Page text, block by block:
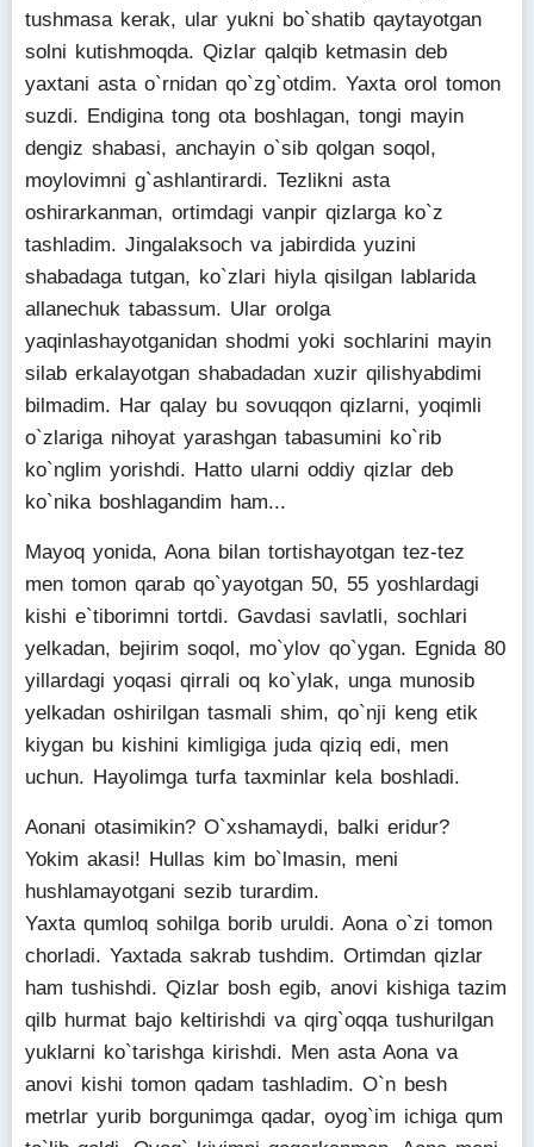
tushmasa kerak, ular yukni bo`shatib qaytayotgan
solni kutishmoqda. Qizlar qalqib ketmasin deb
yaxtani asta o`rnidan qo`zg`otdim. Yaxta orol tomon
suzdi. Endigina tong ota boshlagan, tongi mayin
dengiz shabasi, anchayin o`sib qolgan soqol,
moylovimni g`ashlantirardi. Tezlikni asta
oshirarkanman, ortimdagi vanpir qizlarga ko`z
tashladim. Jingalaksoch va jabirdida yuzini
shabadaga tutgan, ko`zlari hiyla qisilgan lablarida
allanechuk tabassum. Ular orolga
yaqinlashayotganidan shodmi yoki sochlarini mayin
silab erkalayotgan shabadadan xuzir qilishyabdimi
bilmadim. Har qalay bu sovuqqon qizlarni, yoqimli
o`zlariga nihoyat yarashgan tabasumini ko`rib
ko`nglim yorishdi. Hatto ularni oddiy qizlar deb
ko`nika boshlagandim ham...
Mayoq yonida, Aona bilan tortishayotgan tez-tez
men tomon qarab qo`yayotgan 50, 55 yoshlardagi
kishi e`tiborimni tortdi. Gavdasi savlatli, sochlari
yelkadan, bejirim soqol, mo`ylov qo`ygan. Egnida 80
yillardagi yoqasi qirrali oq ko`ylak, unga munosib
yelkadan oshirilgan tasmali shim, qo`nji keng etik
kiygan bu kishini kimligiga juda qiziq edi, men
uchun. Hayolimga turfa taxminlar kela boshladi.
Aonani otasimikin? O`xshamaydi, balki eridur?
Yokim akasi! Hullas kim bo`lmasin, meni
hushlamayotgani sezib turardim.
Yaxta qumloq sohilga borib uruldi. Aona o`zi tomon
chorladi. Yaxtada sakrab tushdim. Ortimdan qizlar
ham tushishdi. Qizlar bosh egib, anovi kishiga tazim
qilb hurmat bajo keltirishdi va qirg`oqqa tushurilgan
yuklarni ko`tarishga kirishdi. Men asta Aona va
anovi kishi tomon qadam tashladim. O`n besh
metrlar yurib borgunimga qadar, oyog`im ichiga qum